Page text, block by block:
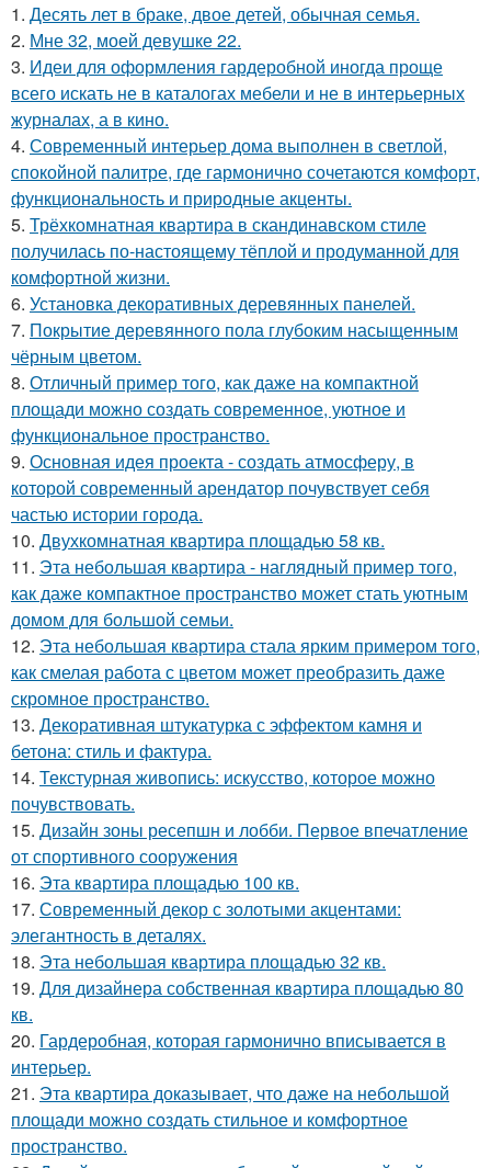
1. Десять лет в браке, двое детей, обычная семья.
2. Мне 32, моей девушке 22.
3. Идеи для оформления гардеробной иногда проще
всего искать не в каталогах мебели и не в интерьерных
журналах, а в кино.
4. Современный интерьер дома выполнен в светлой,
спокойной палитре, где гармонично сочетаются комфорт,
функциональность и природные акценты.
5. Трёхкомнатная квартира в скандинавском стиле
получилась по-настоящему тёплой и продуманной для
комфортной жизни.
6. Установка декоративных деревянных панелей.
7. Покрытие деревянного пола глубоким насыщенным
чёрным цветом.
8. Отличный пример того, как даже на компактной
площади можно создать современное, уютное и
функциональное пространство.
9. Основная идея проекта - создать атмосферу, в
которой современный арендатор почувствует себя
частью истории города.
10. Двухкомнатная квартира площадью 58 кв.
11. Эта небольшая квартира - наглядный пример того,
как даже компактное пространство может стать уютным
домом для большой семьи.
12. Эта небольшая квартира стала ярким примером того,
как смелая работа с цветом может преобразить даже
скромное пространство.
13. Декоративная штукатурка с эффектом камня и
бетона: стиль и фактура.
14. Текстурная живопись: искусство, которое можно
почувствовать.
15. Дизайн зоны ресепшн и лобби. Первое впечатление
от спортивного сооружения
16. Эта квартира площадью 100 кв.
17. Современный декор с золотыми акцентами:
элегантность в деталях.
18. Эта небольшая квартира площадью 32 кв.
19. Для дизайнера собственная квартира площадью 80
кв.
20. Гардеробная, которая гармонично вписывается в
интерьер.
21. Эта квартира доказывает, что даже на небольшой
площади можно создать стильное и комфортное
пространство.